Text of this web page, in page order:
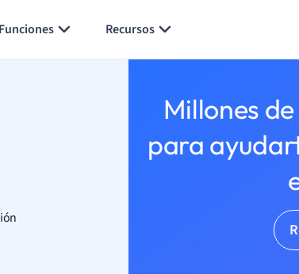
Funciones Recursos
Millones
para